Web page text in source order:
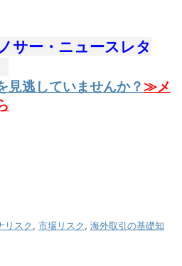
サー・ニュースレタ
逃していませんか？ ≫メ
リスク, 市場リスク, 海外取引の基礎知